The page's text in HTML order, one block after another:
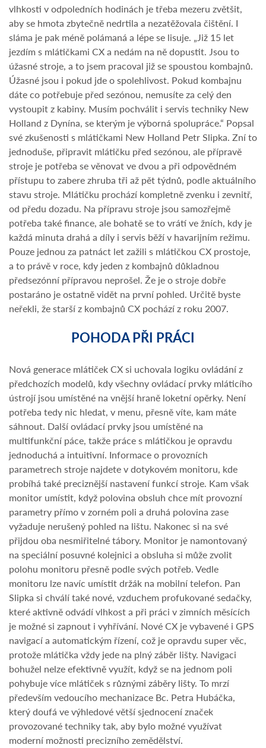
vlhkosti v odpoledních hodinách je třeba mezeru zvětšit,
aby se hmota zbytečně nedrtila a nezatěžovala čištění. I
sláma je pak méně polámaná a lépe se lisuje. „Již 15 let
jezdím s mlátičkami CX a nedám na ně dopustit. Jsou to
úžasné stroje, a to jsem pracoval již se spoustou kombajnů.
Úžasné jsou i pokud jde o spolehlivost. Pokud kombajnu
dáte co potřebuje před sezónou, nemusíte za celý den
vystoupit z kabiny. Musím pochválit i servis techniky New
Holland z Dynína, se kterým je výborná spolupráce.“ Popsal
své zkušenosti s mlátičkami New Holland Petr Slipka. Zní to
jednoduše, připravit mlátičku před sezónou, ale přípravě
stroje je potřeba se věnovat ve dvou a při odpovědném
přístupu to zabere zhruba tři až pět týdnů, podle aktuálního
stavu stroje. Mlátičku prochází kompletně zvenku i zevnitř,
od předu dozadu. Na přípravu stroje jsou samozřejmě
potřeba také finance, ale bohatě se to vrátí ve žních, kdy je
každá minuta drahá a díly i servis běží v havarijním režimu.
Pouze jednou za patnáct let zažili s mlátičkou CX prostoje,
a to právě v roce, kdy jeden z kombajnů důkladnou
předsezónní přípravou neprošel. Že je o stroje dobře
postaráno je ostatně vidět na první pohled. Určitě byste
neřekli, že starší z kombajnů CX pochází z roku 2007.
POHODA PŘI PRÁCI
Nová generace mlátiček CX si uchovala logiku ovládání z
předchozích modelů, kdy všechny ovládací prvky mláticího
ústrojí jsou umístěné na vnější hraně loketní opěrky. Není
potřeba tedy nic hledat, v menu, přesně víte, kam máte
sáhnout. Další ovládací prvky jsou umístěné na
multifunkční páce, takže práce s mlátičkou je opravdu
jednoduchá a intuitivní. Informace o provozních
parametrech stroje najdete v dotykovém monitoru, kde
probíhá také preciznější nastavení funkcí stroje. Kam však
monitor umístit, když polovina obsluh chce mít provozní
parametry přímo v zorném poli a druhá polovina zase
vyžaduje nerušený pohled na lištu. Nakonec si na své
přijdou oba nesmiřitelné tábory. Monitor je namontovaný
na speciální posuvné kolejnici a obsluha si může zvolit
polohu monitoru přesně podle svých potřeb. Vedle
monitoru lze navíc umístit držák na mobilní telefon. Pan
Slipka si chválí také nové, vzduchem profukované sedačky,
které aktivně odvádí vlhkost a při práci v zimních měsících
je možné si zapnout i vyhřívání. Nové CX je vybavené i GPS
navigací a automatickým řízení, což je opravdu super věc,
protože mlátička vždy jede na plný záběr lišty. Navigaci
bohužel nelze efektivně využít, když se na jednom poli
pohybuje více mlátiček s různými záběry lišty. To mrzí
především vedoucího mechanizace Bc. Petra Hubáčka,
který doufá ve výhledové větší sjednocení značek
provozované techniky tak, aby bylo možné využívat
moderní možnosti precizního zemědělství.